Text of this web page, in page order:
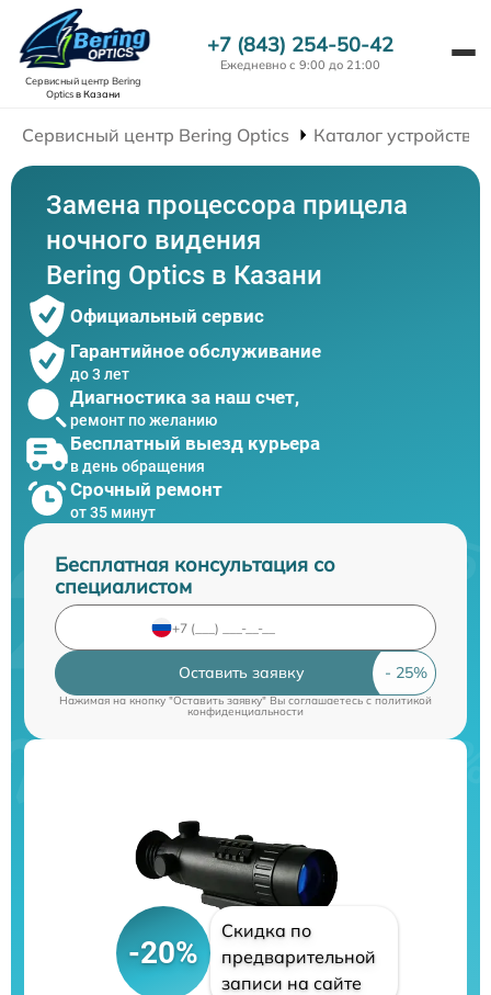
Сервисный центр Bering
Opticsв Казани
+7 (843) 254-50-42
Ежедневно с 9:00 до 21:00
Сервисный центр Bering Optics Каталог устройств
Замена процессора прицела
ночного видения
Bering Optics в Казани
Официальный сервис
Гарантийное обслуживание
до 3 лет
Диагностика за наш счет,
ремонт по желанию
Бесплатный выезд курьера
в день обращения
Срочный ремонт
от 35 минут
Бесплатная консультация со
специалистом
Оставить заявку
Нажимая на кнопку "Оставить заявку" Вы соглашаетесь cполитикой
конфиденциальности
-20%
Скидка по
предварительной
записи на сайте